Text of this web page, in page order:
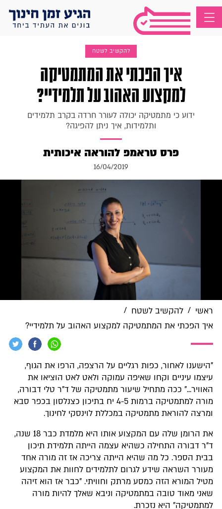
להקשיב לשטח
איך הפכתי את המתמטיקה
למקצוע האהוב על תלמידיי?
ידוע כי מתמטיקה יכולה לעורר חרדה בקרב תלמידים
ותלמידות, איך ניתן להפיגה?
פרס טראמפ להוראה איכותית
16/04/2019
ראשי / להקשיב לשטח /
איך הפכתי את המתמטיקה למקצוע האהוב על תלמידיי?
"הישענו לאחור, כפות רגליים על הרצפה, הרפו את הגוף,
עיצמו עיניים וקחו שאיפה עמוקה ולאט לאט הוציאו את
האוויר..." ככה מתחיל שיעור מתמטיקה של ד"ר טלי דבורה,
מורה למתמטיקה ברמות 4-5 יח בתיכון כצנלסון בכפר סבא
ומרצה להוראת מתמטיקה במכללת לוינסקי לחינוך.
את הרומן שלה עם המקצוע אותו היא מלמדת כבר 18 שנה,
ד"ר דבורה התחילה כשהיא עצמה הייתה תלמידת תיכון
בבית הספר. כל מה שהיא הייתה צריכה אז זה מורה אחד
מעורר השראה שידע לגרום לתלמידים לחוות את המקצוע
מטיל המורא הזה כמסע מרתק וחוויתי. "כבר אז הוא זיהה
שאני מאוד טובה במתמטיקה וניבא שאלך להיות מורה
למתמטיקה" היא נזכרת.